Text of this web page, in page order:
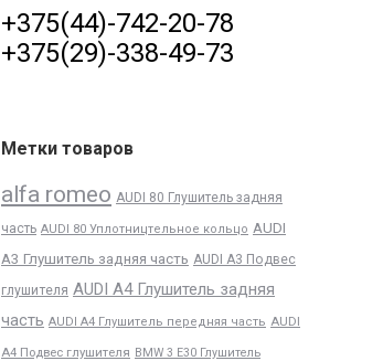
+375(44)-742-20-78
+375(29)-338-49-73
Метки товаров
alfa romeo AUDI 80 Глушитель задняя
часть AUDI 80 Уплотництельное кольцо AUDI
A3 Глушитель задняя часть AUDI A3 Подвес
глушителя AUDI A4 Глушитель задняя
часть AUDI A4 Глушитель передняя часть AUDI
A4 Подвес глушителя BMW 3 E30 Глушитель